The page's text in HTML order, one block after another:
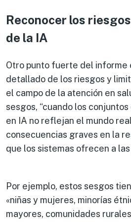
Reconocer los
de la IA
Otro punto fuerte del informe
detallado de los riesgos y
el campo de la atención en
sesgos, “cuando los
en IA no reflejan el mundo
consecuencias graves en la
que los sistemas ofrecen a
Por ejemplo, estos sesgos
«niñas y mujeres, minorías
mayores, comunidades